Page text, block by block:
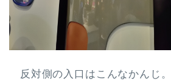
反対側の入口はこんなかんじ。